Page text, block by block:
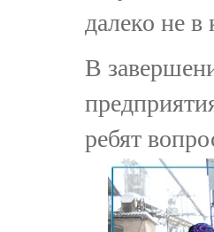
далеко не в
В
ребят